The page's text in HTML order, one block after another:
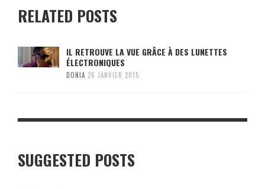
RELATED POSTS
IL RETROUVE LA VUE GRÂCE À DES LUNETTES
ÉLECTRONIQUES
DONIA 26 JANVIER 2015
SUGGESTED POSTS